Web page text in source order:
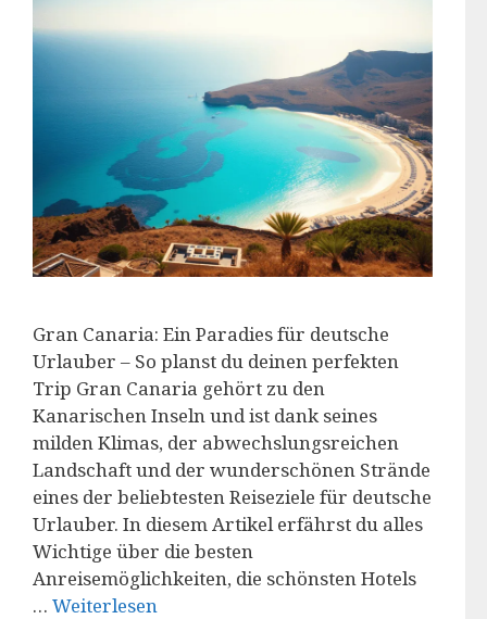
Gran Canaria: Ein Paradies für deutsche
Urlauber – So planst du deinen perfekten
Trip Gran Canaria gehört zu den
Kanarischen Inseln und ist dank seines
milden Klimas, der abwechslungsreichen
Landschaft und der wunderschönen Strände
eines der beliebtesten Reiseziele für deutsche
Urlauber. In diesem Artikel erfährst du alles
Wichtige über die besten
Anreisemöglichkeiten, die schönsten Hotels
… Weiterlesen